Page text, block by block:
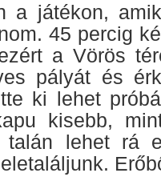
a játékon,
45 percig
a Vörös
pályát és
ki lehet
kisebb,
talán lehet rá